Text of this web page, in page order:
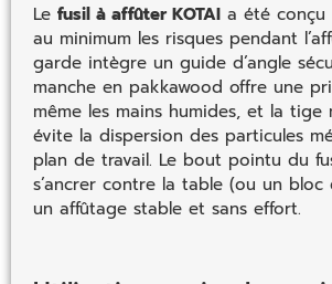
Le fusil à affûter KOTAI a été
au minimum les risques pendant
garde intègre un guide d’angle
manche en pakkawood offre une
même les mains humides, et la tige
évite la dispersion des particules
plan de travail. Le bout pointu du
s’ancrer contre la table (ou un bloc
un affûtage stable et sans effort.